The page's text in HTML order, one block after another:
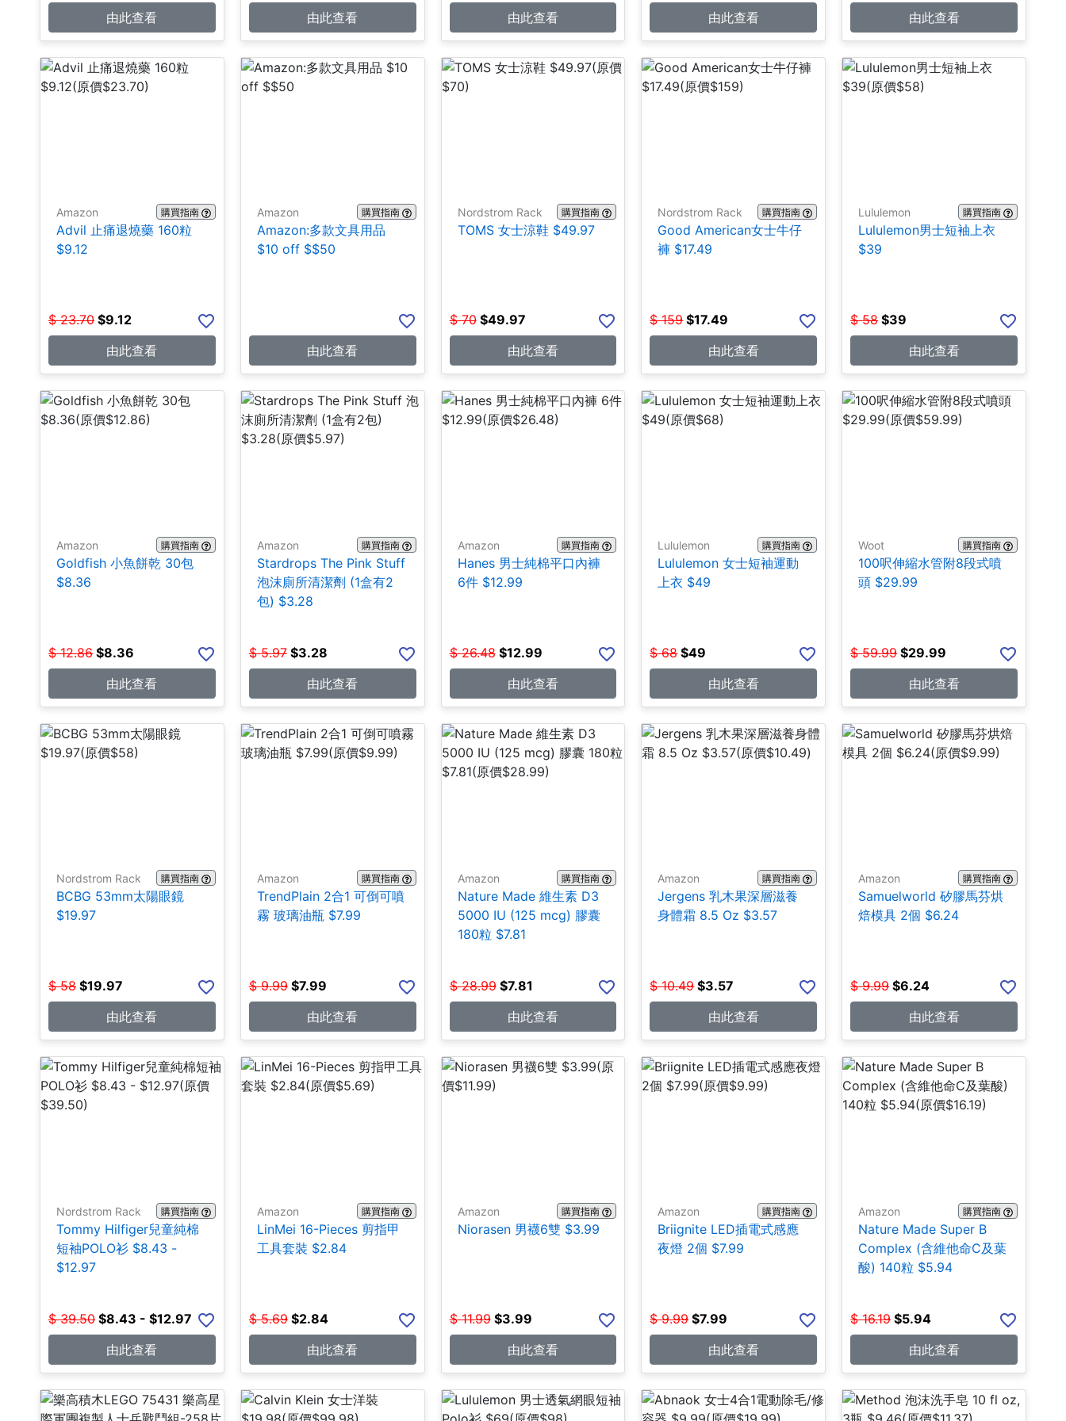
由此查看 由此查看 由此查看 由此查看 由此查看
Amazon 購買指南
Advil 止痛退燒藥 160粒
$9.12
$ 23.70 $9.12
由此查看
Amazon 購買指南
Amazon:多款文具用品
$10 off $$50
由此查看
Nordstrom Rack 購買指南
TOMS 女士涼鞋 $49.97
$ 70 $49.97
由此查看
Nordstrom Rack 購買指南
Good American女士牛仔
褲 $17.49
$ 159 $17.49
由此查看
Lululemon 購買指南
Lululemon男士短袖上衣
$39
$ 58 $39
由此查看
Amazon 購買指南
Goldfish 小魚餅乾 30包
$8.36
$ 12.86 $8.36
由此查看
Amazon 購買指南
Stardrops The Pink Stuff
泡沫廁所清潔劑 (1盒有2
包) $3.28
$ 5.97 $3.28
由此查看
Amazon 購買指南
Hanes 男士純棉平口內褲
6件 $12.99
$ 26.48 $12.99
由此查看
Lululemon 購買指南
Lululemon 女士短袖運動
上衣 $49
$ 68 $49
由此查看
Woot 購買指南
100呎伸縮水管附8段式噴
頭 $29.99
$ 59.99 $29.99
由此查看
Nordstrom Rack 購買指南
BCBG 53mm太陽眼鏡
$19.97
$ 58 $19.97
由此查看
Amazon 購買指南
TrendPlain 2合1 可倒可噴
霧 玻璃油瓶 $7.99
$ 9.99 $7.99
由此查看
Amazon 購買指南
Nature Made 維生素 D3
5000 IU (125 mcg) 膠囊
180粒 $7.81
$ 28.99 $7.81
由此查看
Amazon 購買指南
Jergens 乳木果深層滋養
身體霜 8.5 Oz $3.57
$ 10.49 $3.57
由此查看
Amazon 購買指南
Samuelworld 矽膠馬芬烘
焙模具 2個 $6.24
$ 9.99 $6.24
由此查看
Nordstrom Rack 購買指南
Tommy Hilfiger兒童純棉
短袖POLO衫 $8.43 -
$12.97
$ 39.50 $8.43 - $12.97
由此查看
Amazon 購買指南
LinMei 16-Pieces 剪指甲
工具套裝 $2.84
$ 5.69 $2.84
由此查看
Amazon 購買指南
Niorasen 男襪6雙 $3.99
$ 11.99 $3.99
由此查看
Amazon 購買指南
Briignite LED插電式感應
夜燈 2個 $7.99
$ 9.99 $7.99
由此查看
Amazon 購買指南
Nature Made Super B
Complex (含維他命C及葉
酸) 140粒 $5.94
$ 16.19 $5.94
由此查看